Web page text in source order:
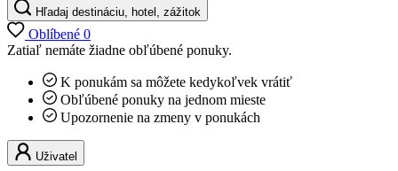
Hľadaj destináciu, hotel, zážitok
Oblíbené 0
Zatiaľ nemáte žiadne obľúbené ponuky.
K ponukám sa môžete kedykoľvek vrátiť
Obľúbené ponuky na jednom mieste
Upozornenie na zmeny v ponukách
Uživatel